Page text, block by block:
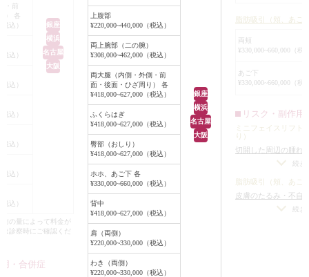
銀座
横浜
名古屋
大阪
・前
） 各
込）
込）
込）
込）
込）
込）
込）
の量によって料金が
診察時にご確認くだ
・合併症
て下半身の脂肪を取り、バストに脂
肪注入したいということでした。
上半身に比べ、下半身はそこそこ皮
下脂肪がついていたため、ご要望通
り、お尻~太もも全体にかけて満遍
なく脂肪吸引し、バストに脂肪注入
しました。
吸引した脂肪を濾過し、PRP血小板
成長因子、脂肪幹細胞を残したまま
余分な水分やトリグリセライドを除
去した脂肪から、良質な脂肪のみを
200ccずつ左右のバストに細かく丁
寧に注入しました。
元のバストのキャパシティ容量が比
較的大きかったため、200ccずつた
っぷり注入することができました。
銀座
横浜
名古屋
大阪
上腹部
¥220,000~440,000（税込）
両上腕部（二の腕）
¥308,000~462,000（税込）
両大腿（内側・外側・前
面・後面・ひざ周り） 各
¥418,000~627,000（税込）
ふくらはぎ
¥418,000~627,000（税込）
臀部（おしり）
¥418,000~627,000（税込）
ホホ、あご下 各
¥330,000~660,000（税込）
背中
¥418,000~627,000（税込）
肩（両側）
¥220,000~330,000（税込）
わき（両側）
¥220,000~330,000（税込）
い
・半永久的な効果
脂肪吸引（頬、あご
両頬
¥330,000~660,000（税
あご下
¥330,000~660,000（税
リスク・副作用
ミニフェイスリフト
り）
切開した周辺の腫れ
りのわずかな左右差
可能性/手術後の血腫
続き
脂肪吸引（頬、あご
皮膚のたるみ・不自
（脂肪を吸引しすぎ
続き